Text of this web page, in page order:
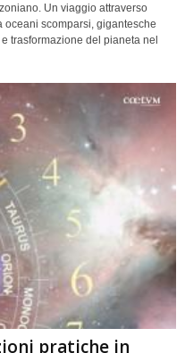
Un viaggio attraverso
scomparsi, gigantesche
trasformazione del pianeta nel
pratiche in